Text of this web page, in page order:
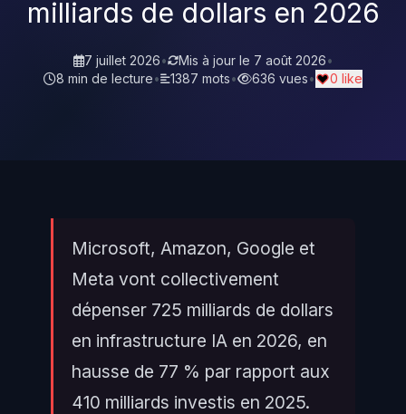
milliards de dollars en 2026
7 juillet 2026• Mis à jour le 7 août 2026•
8 min de lecture• 1387 mots• 636 vues• 0 like
Microsoft, Amazon, Google et
Meta vont collectivement
dépenser 725 milliards de dollars
en infrastructure IA en 2026, en
hausse de 77 % par rapport aux
410 milliards investis en 2025.